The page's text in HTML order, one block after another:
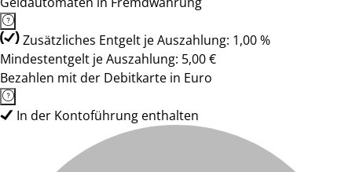
Zusätzliches Entgelt je Auszahlung: 1,00 %
Mindestentgelt je Auszahlung: 5,00 €
Bezahlen mit der Debitkarte in Euro
In der Kontoführung enthalten